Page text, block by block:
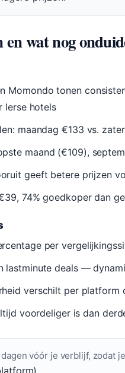
en wat nog
Momondo tonen
Ierse hotels
maandag €133 vs.
maand (€109),
geeft betere prijzen
74% goedkoper dan
per
lastminute deals —
verschilt per platform
voordeliger is dan
vóór je verblijf, zodat